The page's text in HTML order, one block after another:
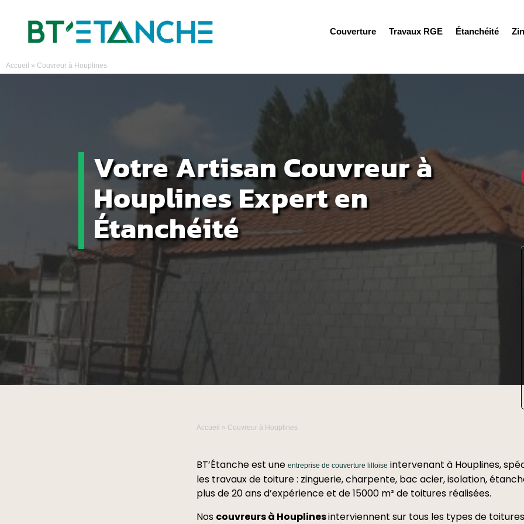
Couverture Travaux RGE Étanchéité
Accueil » Couvreur à Houplines
Votre Artisan Couvreur à
Houplines Expert en
Étanchéité
raisonnable .
Accueil » Couvreur à Houplines
BT’Étanche est une entreprise de couverture lilloise intervenant à Houplines,
les travaux de toiture : zinguerie, charpente, bac acier, isolation,
plus de 20 ans d’expérience et de 15000 m² de toitures réalisées.
Nos couvreurs à Houplinesinterviennent sur tous les types de